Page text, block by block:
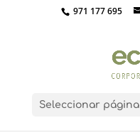
971 177 695
Seleccionar página